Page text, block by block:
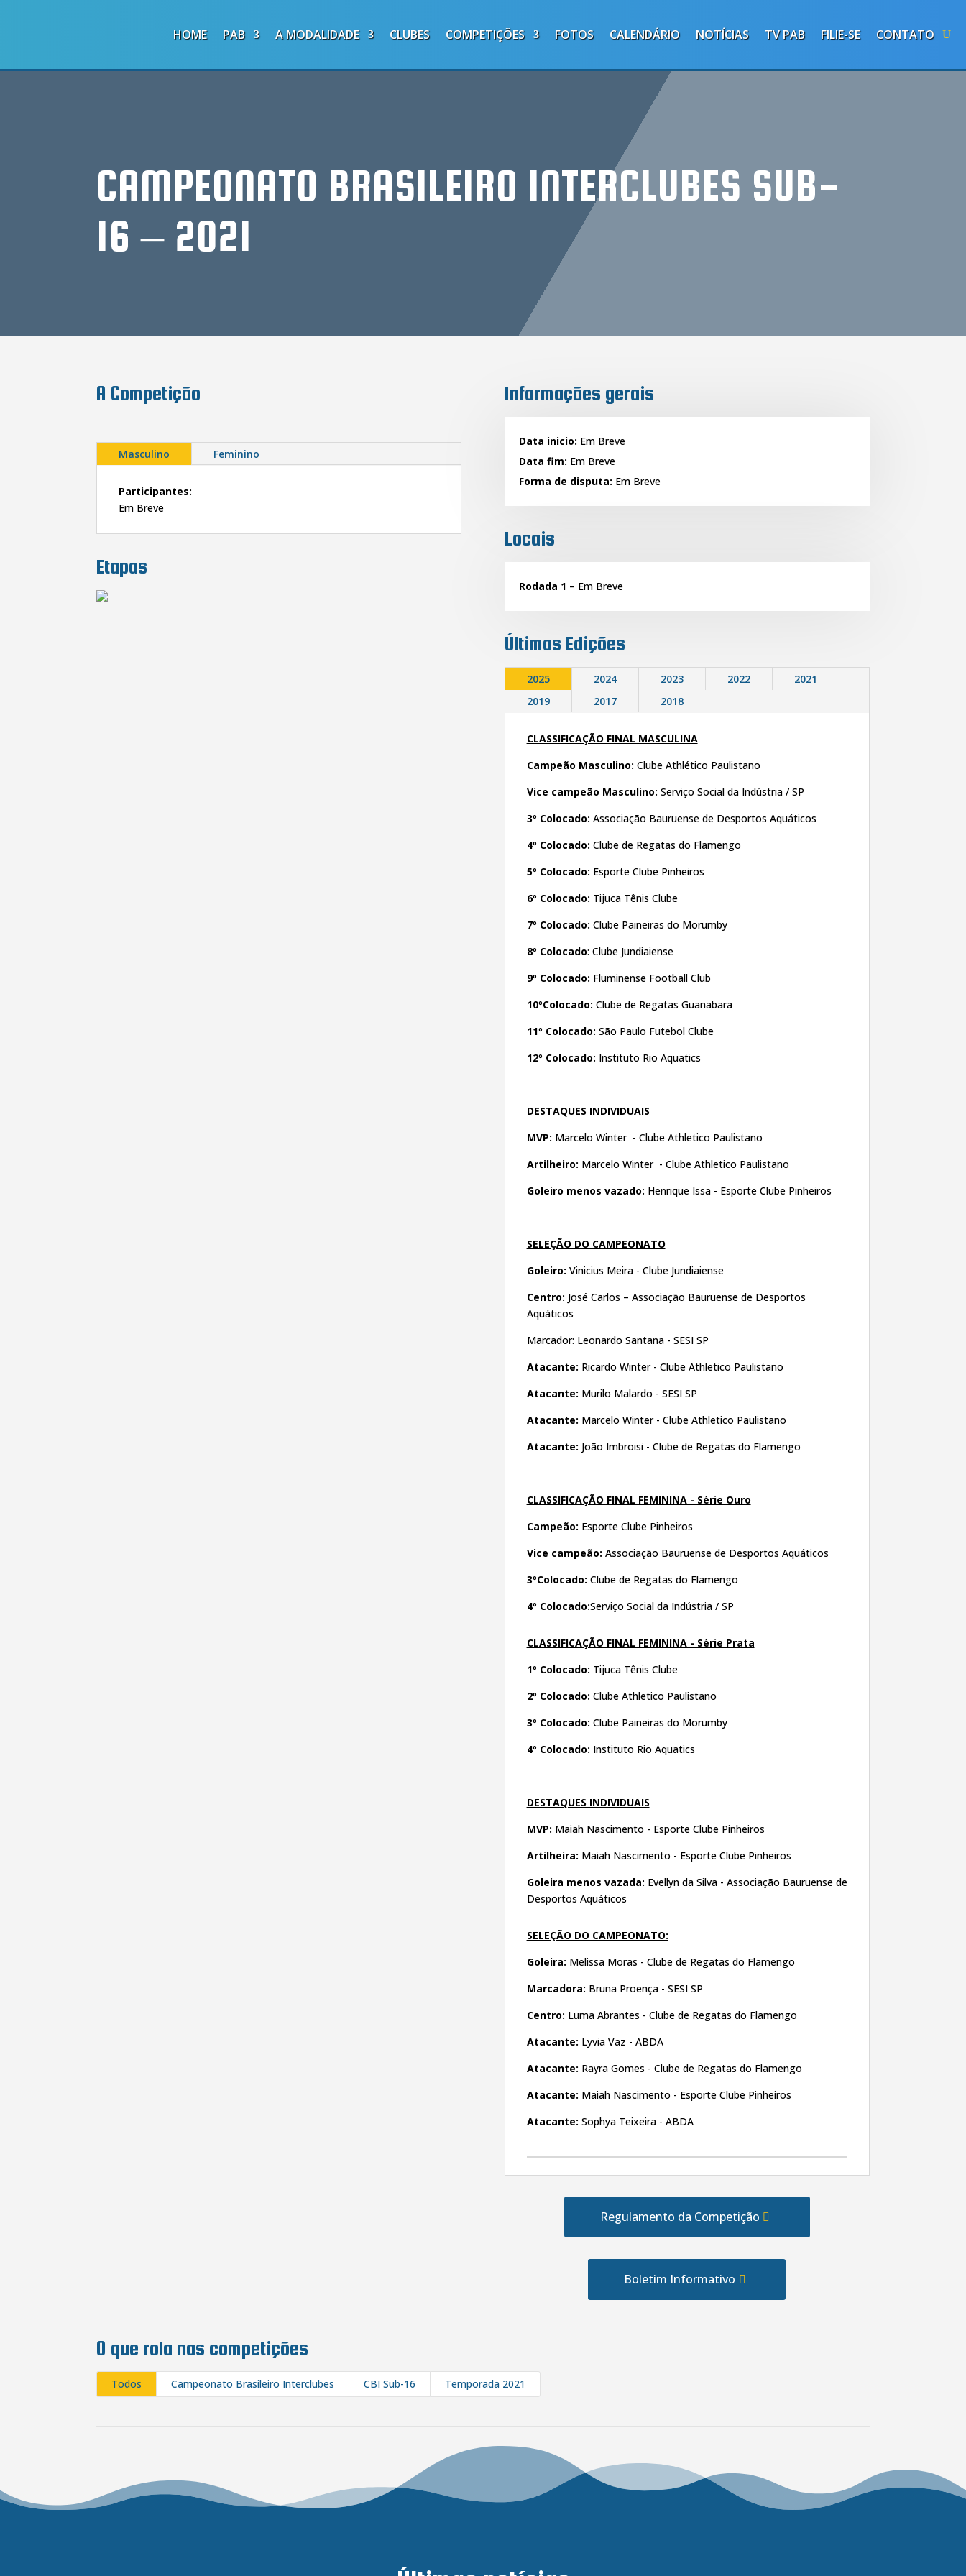
HOME PAB A MODALIDADE CLUBES COMPETIÇÕES FOTOS CALENDÁRIO NOTÍCIAS TV PAB FILIE-SE CONTATO
CAMPEONATO BRASILEIRO INTERCLUBES SUB-
16 – 2021
A Competição
Masculino Feminino
Participantes:
Em Breve
Etapas
Informações gerais
Data inicio: Em Breve
Data fim: Em Breve
Forma de disputa: Em Breve
Locais
Rodada 1 – Em Breve
Últimas Edições
2025 2024 2023 2022
2021
2019
2017 2018
CLASSIFICAÇÃO FINAL MASCULINA
Campeão Masculino: Clube Athlético Paulistano
Vice campeão Masculino: Serviço Social da Indústria / SP
3º Colocado: Associação Bauruense de Desportos Aquáticos
4º Colocado: Clube de Regatas do Flamengo
5º Colocado: Esporte Clube Pinheiros
6º Colocado: Tijuca Tênis Clube
7º Colocado: Clube Paineiras do Morumby
8º Colocado: Clube Jundiaiense
9º Colocado: Fluminense Football Club
10ºColocado: Clube de Regatas Guanabara
11º Colocado: São Paulo Futebol Clube
12º Colocado: Instituto Rio Aquatics
DESTAQUES INDIVIDUAIS
MVP: Marcelo Winter - Clube Athletico Paulistano
Artilheiro: Marcelo Winter - Clube Athletico Paulistano
Goleiro menos vazado: Henrique Issa - Esporte Clube Pinheiros
SELEÇÃO DO CAMPEONATO
Goleiro: Vinicius Meira - Clube Jundiaiense
Centro: José Carlos – Associação Bauruense de Desportos
Aquáticos
Marcador: Leonardo Santana - SESI SP
Atacante: Ricardo Winter - Clube Athletico Paulistano
Atacante: Murilo Malardo - SESI SP
Atacante: Marcelo Winter - Clube Athletico Paulistano
Atacante: João Imbroisi - Clube de Regatas do Flamengo
CLASSIFICAÇÃO FINAL FEMININA - Série Ouro
Campeão: Esporte Clube Pinheiros
Vice campeão: Associação Bauruense de Desportos Aquáticos
3ºColocado: Clube de Regatas do Flamengo
4º Colocado:Serviço Social da Indústria / SP
CLASSIFICAÇÃO FINAL FEMININA - Série Prata
1º Colocado: Tijuca Tênis Clube
2º Colocado: Clube Athletico Paulistano
3º Colocado: Clube Paineiras do Morumby
4º Colocado: Instituto Rio Aquatics
DESTAQUES INDIVIDUAIS
MVP: Maiah Nascimento - Esporte Clube Pinheiros
Artilheira: Maiah Nascimento - Esporte Clube Pinheiros
Goleira menos vazada: Evellyn da Silva - Associação Bauruense de
Desportos Aquáticos
SELEÇÃO DO CAMPEONATO:
Goleira: Melissa Moras - Clube de Regatas do Flamengo
Marcadora: Bruna Proença - SESI SP
Centro: Luma Abrantes - Clube de Regatas do Flamengo
Atacante: Lyvia Vaz - ABDA
Atacante: Rayra Gomes - Clube de Regatas do Flamengo
Atacante: Maiah Nascimento - Esporte Clube Pinheiros
Atacante: Sophya Teixeira - ABDA
Regulamento da Competição
Boletim Informativo
O que rola nas competições
Todos Campeonato Brasileiro Interclubes CBI Sub-16 Temporada 2021